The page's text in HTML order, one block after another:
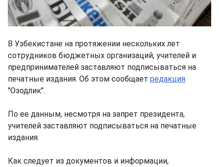
В Узбекистане на протяжении нескольких лет
сотрудников бюджетных организаций, учителей и
предпринимателей заставляют подписываться на
печатные издания. Об этом сообщает редакция
"Озодлик".
По ее данным, несмотря на запрет президента,
учителей заставляют подписываться на печатные
издания.
Как следует из документов и информации,